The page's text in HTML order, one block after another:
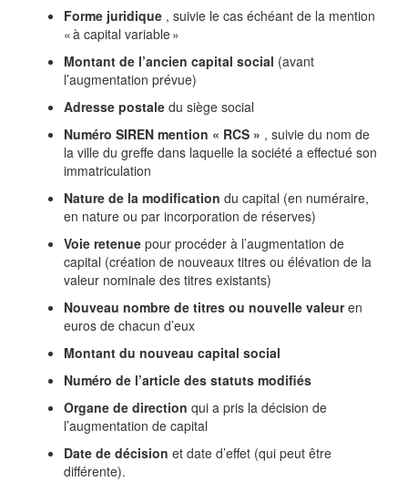
Forme juridique , suivie le cas échéant de la mention
« à capital variable »
Montant de l’ancien capital social (avant
l’augmentation prévue)
Adresse postale du siège social
Numéro SIREN mention « RCS » , suivie du nom de
la ville du greffe dans laquelle la société a effectué son
immatriculation
Nature de la modification du capital (en numéraire,
en nature ou par incorporation de réserves)
Voie retenue pour procéder à l’augmentation de
capital (création de nouveaux titres ou élévation de la
valeur nominale des titres existants)
Nouveau nombre de titres ou nouvelle valeur en
euros de chacun d’eux
Montant du nouveau capital social
Numéro de l’article des statuts modifiés
Organe de direction qui a pris la décision de
l’augmentation de capital
Date de décision et date d’effet (qui peut être
différente).